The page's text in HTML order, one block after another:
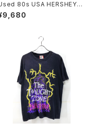
80s USA HERSHEYS
Your Good Tast
Chocolate Graphic T-Shi